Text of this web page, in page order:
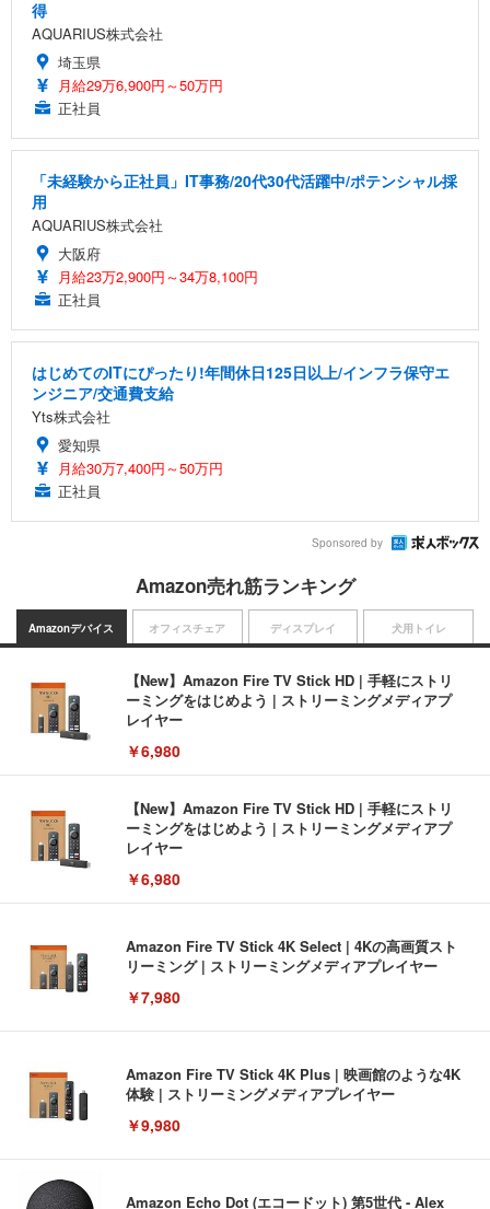
得
AQUARIUS株式会社
埼玉県
月給29万6,900円～50万円
正社員
「未経験から正社員」IT事務/20代30代活躍中/ポテンシャル採
用
AQUARIUS株式会社
大阪府
月給23万2,900円～34万8,100円
正社員
はじめてのITにぴったり!年間休日125日以上/インフラ保守エ
ンジニア/交通費支給
Yts株式会社
愛知県
月給30万7,400円～50万円
正社員
Sponsored by
Amazon売れ筋ランキング
Amazonデバイス
【New】Amazon Fire TV Stick HD | 手軽にストリ
ーミングをはじめよう | ストリーミングメディアプ
レイヤー
￥6,980
【New】Amazon Fire TV Stick HD | 手軽にストリ
ーミングをはじめよう | ストリーミングメディアプ
レイヤー
￥6,980
Amazon Fire TV Stick 4K Select | 4Kの高画質スト
リーミング | ストリーミングメディアプレイヤー
￥7,980
Amazon Fire TV Stick 4K Plus | 映画館のような4K
体験 | ストリーミングメディアプレイヤー
￥9,980
Amazon Echo Dot (エコードット) 第5世代 - Alex
オフィスチェア ディスプレイ 犬用トイレ